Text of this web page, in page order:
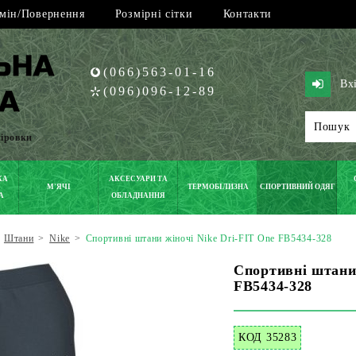
Повернення Розмірні сітки Контакти
(066)563-01-16
(096)096-12-89
М'ЯЧІ
АКСЕСУАРИ ТА
ОБЛАДНАННЯ
ТЕРМОБІЛИЗНА СПОРТИВНИЙ ОДЯГ
Штани > Nike > Спортивні штани жіночі Nike Dri-FIT One FB5434-328
Спортивні
FB5434-328
КОД 35283